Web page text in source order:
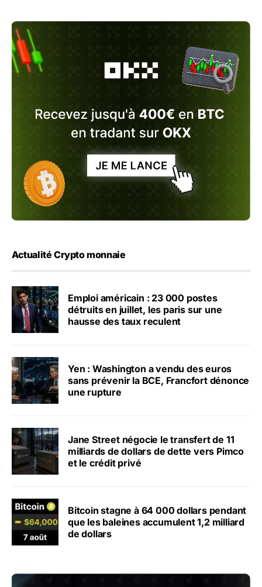
Actualité Crypto monnaie
Emploi américain : 23 000 postes
détruits en juillet, les paris sur une
hausse des taux reculent
Yen : Washington a vendu des euros
sans prévenir la BCE, Francfort dénonce
une rupture
Jane Street négocie le transfert de 11
milliards de dollars de dette vers Pimco
et le crédit privé
Bitcoin stagne à 64 000 dollars pendant
que les baleines accumulent 1,2 milliard
de dollars